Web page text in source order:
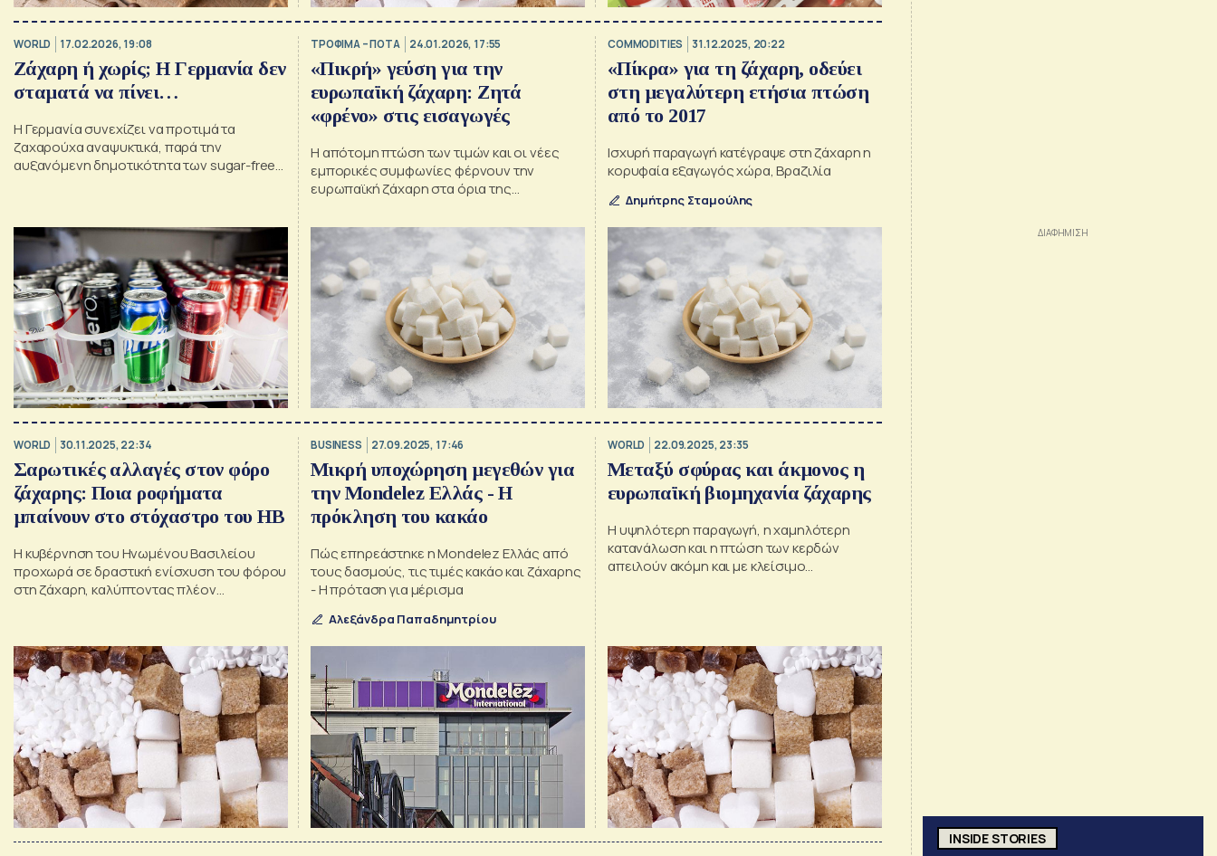
WORLD 17.02.2026, 19:08
Ζάχαρη ή χωρίς; Η Γερμανία δεν
σταματά να πίνει…
Η Γερμανία συνεχίζει να προτιμά τα
ζαχαρούχα αναψυκτικά, παρά την
αυξανόμενη δημοτικότητα των sugar-free
ΤΡΟΦΙΜΑ – ΠΟΤΑ 24.01.2026, 17:55
«Πικρή» γεύση για την
ευρωπαϊκή ζάχαρη: Ζητά
«φρένο» στις εισαγωγές
Η απότομη πτώση των τιμών και οι νέες
εμπορικές συμφωνίες φέρνουν την
ευρωπαϊκή ζάχαρη στα όρια της
COMMODITIES 31.12.2025, 20:22
«Πίκρα» για τη ζάχαρη, οδεύει
στη μεγαλύτερη ετήσια πτώση
από το 2017
Ισχυρή παραγωγή κατέγραψε στη ζάχαρη η
κορυφαία εξαγωγός χώρα, Βραζιλία
Δημήτρης Σταμούλης
WORLD 30.11.2025, 22:34
Σαρωτικές αλλαγές στον φόρο
ζάχαρης: Ποια ροφήματα
μπαίνουν στο στόχαστρο του ΗΒ
Η κυβέρνηση του Ηνωμένου Βασιλείου
προχωρά σε δραστική ενίσχυση του φόρου
στη ζάχαρη, καλύπτοντας πλέον
BUSINESS 27.09.2025, 17:46
Μικρή υποχώρηση μεγεθών για
την Mondelez Ελλάς - Η
πρόκληση του κακάο
Πώς επηρεάστηκε η Mondelez Ελλάς από
τους δασμούς, τις τιμές κακάο και ζάχαρης
- Η πρόταση για μέρισμα
Αλεξάνδρα Παπαδημητρίου
WORLD 22.09.2025, 23:35
Μεταξύ σφύρας και άκμονος η
ευρωπαϊκή βιομηχανία ζάχαρης
Η υψηλότερη παραγωγή, η χαμηλότερη
κατανάλωση και η πτώση των κερδών
απειλούν ακόμη και με κλείσιμο
INSIDE STORIES